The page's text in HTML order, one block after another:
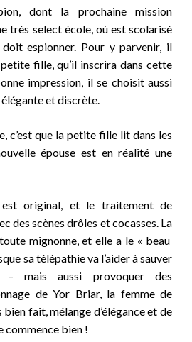
dont la prochaine mission
très select école, où est scolarisé
doit espionner. Pour y parvenir, il
fille, qu’il inscrira dans cette
impression, il se choisit aussi
et discrète.
c’est que la petite fille lit dans les
épouse est en réalité une
original, et le traitement de
des scènes drôles et cocasses. La
mignonne, et elle a le « beau
sa télépathie va l’aider à sauver
– mais aussi provoquer des
de Yor Briar, la femme de
fait, mélange d’élégance et de
commence bien !